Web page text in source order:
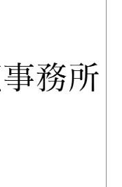
とうございました。